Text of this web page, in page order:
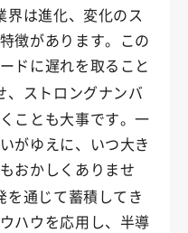
界は進化、変化のス
徴があります。この
ドに遅れを取ること
、ストロングナンバ
ことも大事です。一
がゆえに、いつ大き
おかしくありませ
を通じて蓄積してき
ハウを応用し、半導